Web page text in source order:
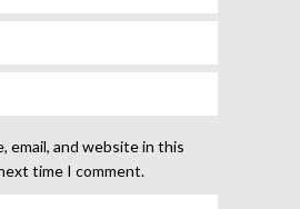
email, and website in this
time I comment.